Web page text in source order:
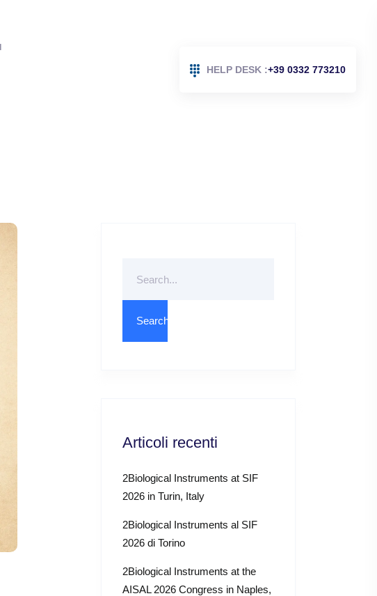
HELP DESK :+39 0332 773210
Articoli recenti
2Biological Instruments at SIF
2026 in Turin, Italy
2Biological Instruments al SIF
2026 di Torino
2Biological Instruments at the
AISAL 2026 Congress in Naples,